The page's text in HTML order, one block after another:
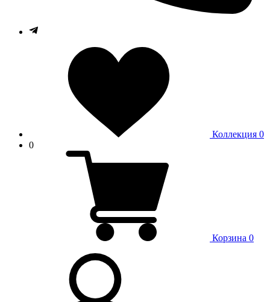
Коллекция 0
0
Корзина 0